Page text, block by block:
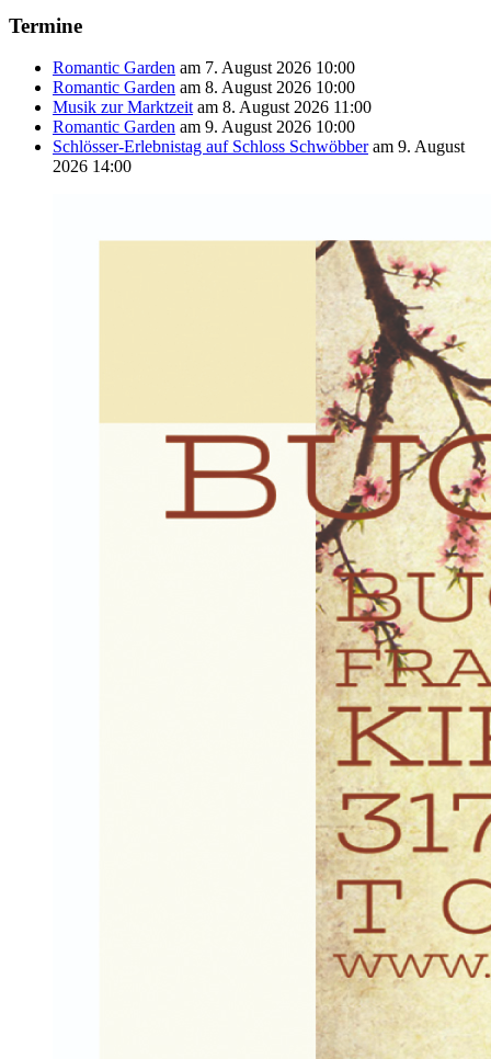
Termine
Romantic Garden am 7. August 2026 10:00
Romantic Garden am 8. August 2026 10:00
Musik zur Marktzeit am 8. August 2026 11:00
Romantic Garden am 9. August 2026 10:00
Schlösser-Erlebnistag auf Schloss Schwöbberam 9. August
2026 14:00